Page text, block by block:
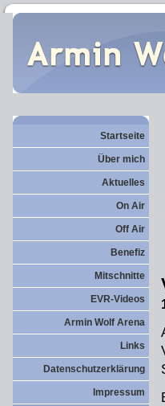
Startseite
Über mich
Aktuelles
On Air
Off Air
Benefiz
Mitschnitte
EVR-Videos
Armin Wolf Arena
Links
Datenschutzerklärung
Impressum